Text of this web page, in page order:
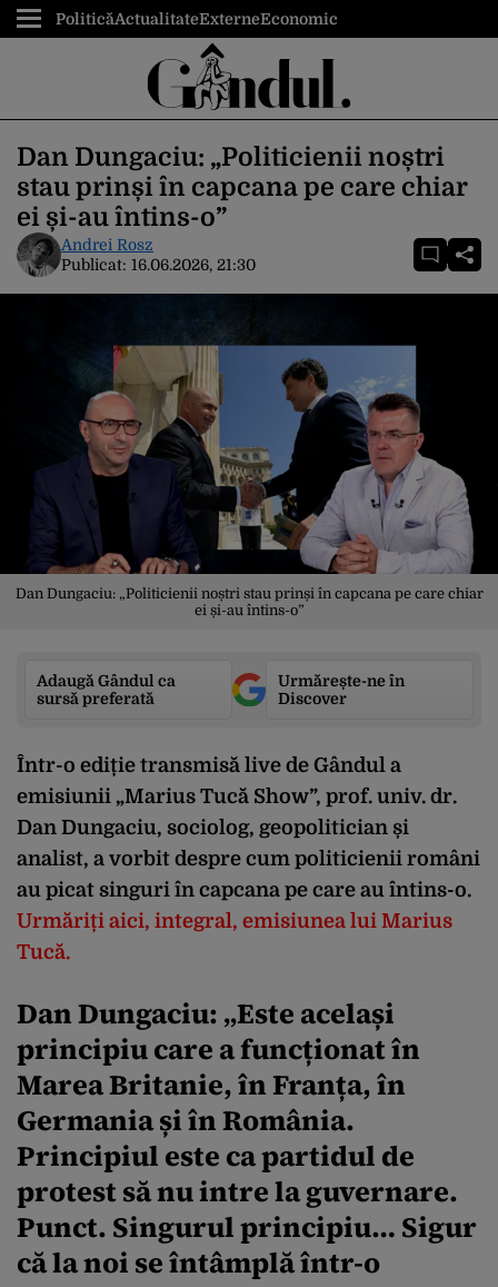
PoliticăActualitateExterneEconomic
Dan Dungaciu: „Politicienii noștri
stau prinși în capcana pe care chiar
ei și-au întins-o”
Andrei Rosz
Publicat: 16.06.2026, 21:30
Dan Dungaciu: „Politicienii noștri stau prinși în capcana pe care chiar
ei și-au întins-o”
Adaugă Gândul ca
sursă preferată
Urmărește-ne în
Discover
Într-o ediție transmisă live de Gândul a
emisiunii „Marius Tucă Show”, prof. univ. dr.
Dan Dungaciu, sociolog, geopolitician și
analist, a vorbit despre cum politicienii români
au picat singuri în capcana pe care au întins-o.
Urmăriți aici, integral, emisiunea lui Marius
Tucă.
Dan Dungaciu: „Este același
principiu care a funcționat în
Marea Britanie, în Franța, în
Germania și în România.
Principiul este ca partidul de
protest să nu intre la guvernare.
Punct. Singurul principiu… Sigur
că la noi se întâmplă într-o